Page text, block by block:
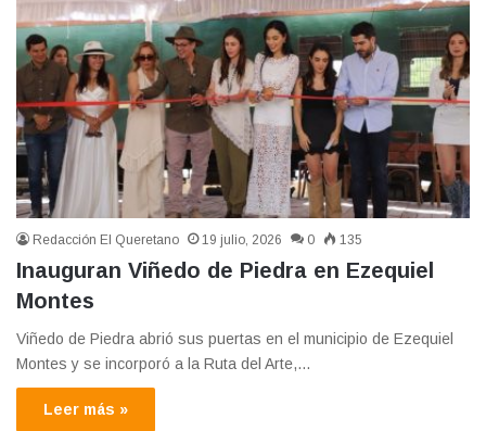
Redacción El Queretano 19 julio, 2026 0 135
Inauguran Viñedo de Piedra en Ezequiel
Montes
Viñedo de Piedra abrió sus puertas en el municipio de Ezequiel
Montes y se incorporó a la Ruta del Arte,…
Leer más »